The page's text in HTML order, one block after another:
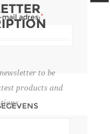
adres:*
to be
products and